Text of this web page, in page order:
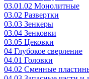
03.01.02 Монолитные
03.02 Развертки
03.03 Зенкеры
03.04 Зенковки
03.05 Цековки
04 Глубокое сверление
04.01 Головки
04.02 Сменные